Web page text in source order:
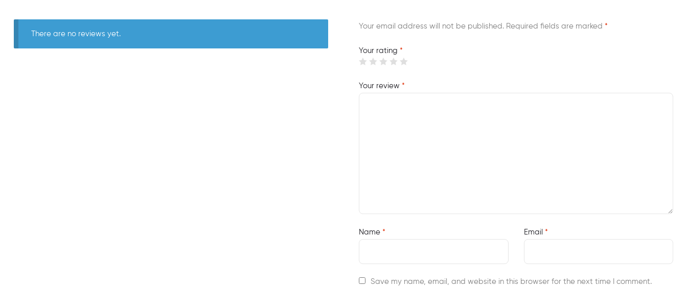
There are no reviews yet.
Your email address will not be published. Required fields are marked *
Your rating *
Your review *
Name * Email *
Save my name, email, and website in this browser for the next time I comment.